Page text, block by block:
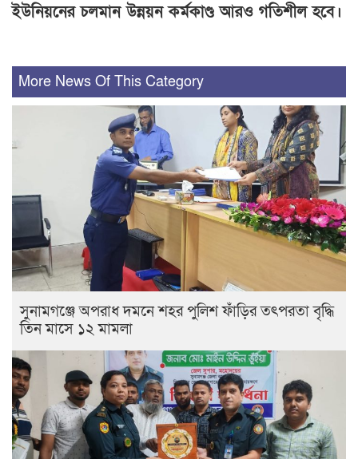
ইউনিয়নের চলমান উন্নয়ন কর্মকাণ্ড আরও গতিশীল হবে।
More News Of This Category
সুনামগঞ্জে অপরাধ দমনে শহর পুলিশ ফাঁড়ির তৎপরতা বৃদ্ধি
তিন মাসে ১২ মামলা